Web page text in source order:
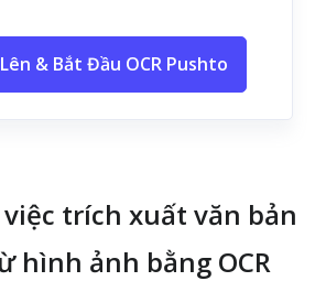
& Bắt Đầu OCR Pushto
trích xuất văn bản
hình ảnh bằng OCR